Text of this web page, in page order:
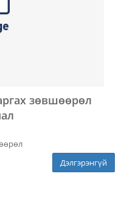
зөвшөөрөл
Дэлгэрэнгүй